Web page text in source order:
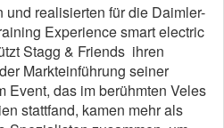
und realisierten für die Daimler-
Experience smart electric
Stagg & Friends ihren
Markteinführung seiner
Event, das im berühmten Veles
stattfand, kamen mehr als